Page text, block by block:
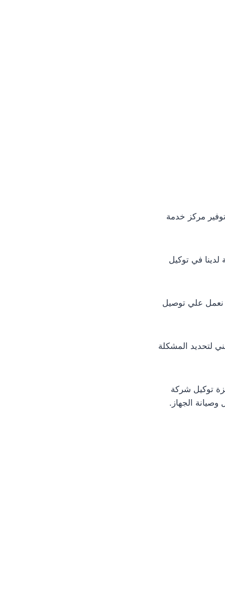
مركز خدمة
لدينا في توكيل
طلب مساعدتنا نعمل علي توصيل
لتحديد المشكلة
توكيل شركة
الجهاز.